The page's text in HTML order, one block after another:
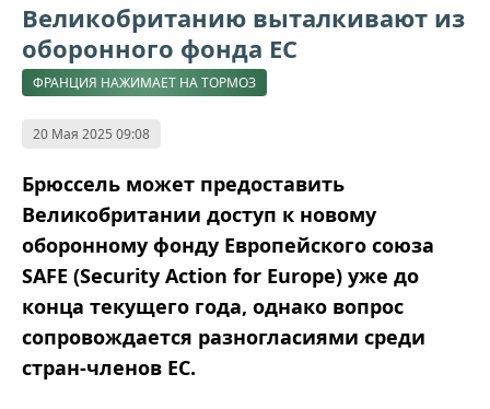
Великобританию выталкивают из
оборонного фонда ЕС
ФРАНЦИЯ НАЖИМАЕТ НА ТОРМОЗ
20 Мая 2025 09:08
Брюссель может предоставить
Великобритании доступ к новому
оборонному фонду Европейского союза
SAFE (Security Action for Europe) уже до
конца текущего года, однако вопрос
сопровождается разногласиями среди
стран-членов ЕС.